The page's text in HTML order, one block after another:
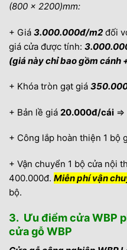
(800 x 2200)mm:
+ Giá 3.000.000đ/m2 đối
giá cửa được tính:
(giá này chỉ bao gồm cánh
+ Khóa tròn gạt giá 350.
+ Bản lề giá 20.000đ/cái ⇒
+ Công lắp hoàn thiện 1 bộ
+ Vận chuyển 1 bộ cửa nội
400.000đ. Miễn phí vận
bộ.
3. Ưu điểm cửa WBP
cửa gỗ WBP